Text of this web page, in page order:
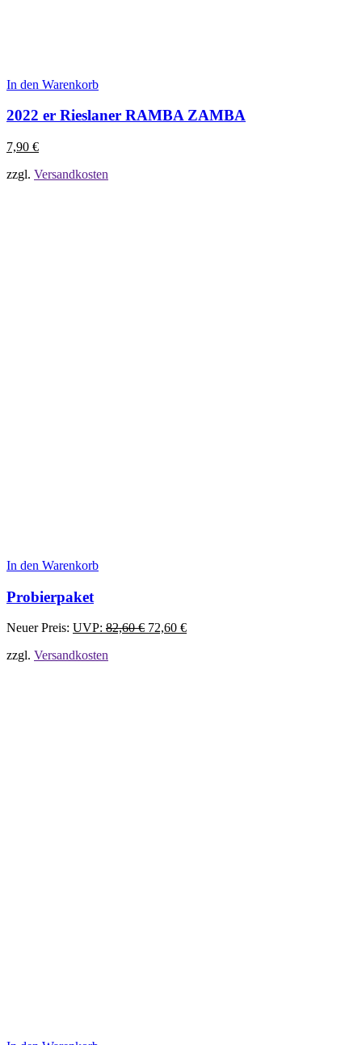
In den Warenkorb
2022 er Rieslaner RAMBA ZAMBA
7,90 €
zzgl. Versandkosten
In den Warenkorb
Probierpaket
Neuer Preis: UVP: 82,60€ Ursprünglicher
72,60 €Aktueller
zzgl. Versandkosten